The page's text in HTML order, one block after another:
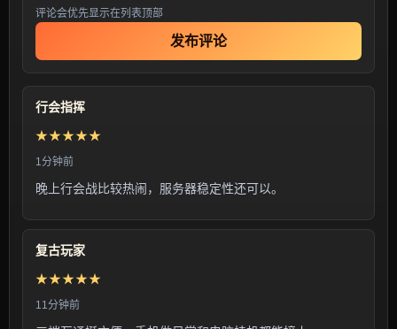
评论会优先显示在列表顶部
发布评论
行会指挥
★★★★★
1分钟前
晚上行会战比较热闹，服务器稳定性还可以。
复古玩家
★★★★★
11分钟前